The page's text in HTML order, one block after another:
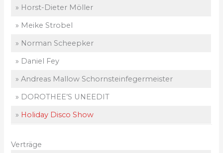
» Horst-Dieter Möller
» Meike Strobel
» Norman Scheepker
» Daniel Fey
» Andreas Mallow Schornsteinfegermeister
» DOROTHEE’S UNEEDIT
» Holiday Disco Show
Verträge